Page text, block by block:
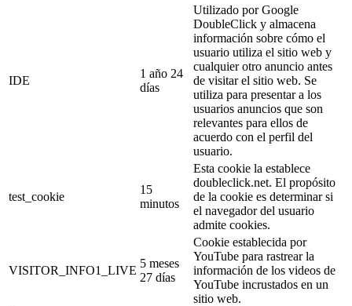
IDE
1 año 24
días
Utilizado por Google
DoubleClick y almacena
información sobre cómo el
usuario utiliza el sitio web y
cualquier otro anuncio antes
de visitar el sitio web. Se
utiliza para presentar a los
usuarios anuncios que son
relevantes para ellos de
acuerdo con el perfil del
usuario.
test_cookie
15
minutos
Esta cookie la establece
doubleclick.net. El propósito
de la cookie es determinar si
el navegador del usuario
admite cookies.
VISITOR_INFO1_LIVE
5 meses
27 días
Cookie establecida por
YouTube para rastrear la
información de los videos de
YouTube incrustados en un
sitio web.